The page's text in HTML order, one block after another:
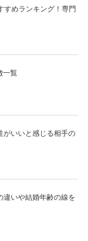
すめランキング！専門
一覧
がいいと感じる相手の
違いや結婚年齢の線を